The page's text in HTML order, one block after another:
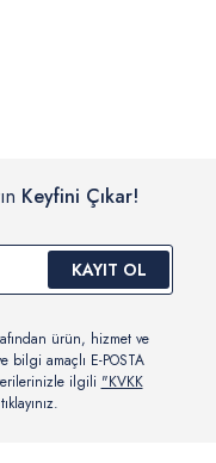
Keyfini Çıkar!
KAYIT OL
ürün, hizmet ve
bilgi amaçlı E-POSTA
ilgili "KVKK